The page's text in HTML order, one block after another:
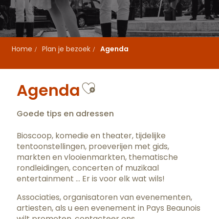
Home Plan je bezoek Agenda
AgendaAjouter aux
Goede tips en adressen
Bioscoop, komedie en theater, tijdelijke
tentoonstellingen, proeverijen met gids,
markten en vlooienmarkten, thematische
rondleidingen, concerten of muzikaal
entertainment … Er is voor elk wat wils!
Associaties, organisatoren van evenementen,
artiesten, als u een evenement in Pays Beaunois